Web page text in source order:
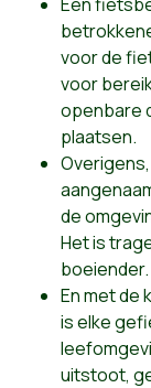
voor de
voor
openbare
plaatsen.
de
Het is
boeiender.
En met de
is elke
uitstoot,